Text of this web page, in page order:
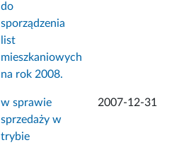
do
sporządzenia
list
mieszkaniowych
na rok 2008.
w sprawie
sprzedaży w
trybie
2007-12-31